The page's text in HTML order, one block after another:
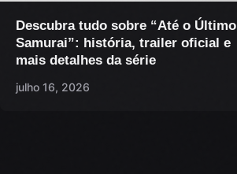
Descubra tudo sobre “Até o Último
Samurai”: história, trailer oficial e
mais detalhes da série
julho 16, 2026